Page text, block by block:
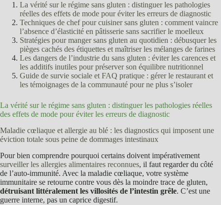
La vérité sur le régime sans gluten : distinguer les pathologies
réelles des effets de mode pour éviter les erreurs de diagnostic
Techniques de chef pour cuisiner sans gluten : comment vaincre
l’absence d’élasticité en pâtisserie sans sacrifier le moelleux
Stratégies pour manger sans gluten au quotidien : débusquer les
pièges cachés des étiquettes et maîtriser les mélanges de farines
Les dangers de l’industrie du sans gluten : éviter les carences et
les additifs inutiles pour préserver son équilibre nutritionnel
Guide de survie sociale et FAQ pratique : gérer le restaurant et
les témoignages de la communauté pour ne plus s’isoler
La vérité sur le régime sans gluten : distinguer les pathologies réelles
des effets de mode pour éviter les erreurs de diagnostic
Maladie cœliaque et allergie au blé : les diagnostics qui imposent une
éviction totale sous peine de dommages intestinaux
Pour bien comprendre pourquoi certains doivent impérativement
surveiller les allergies alimentaires reconnues, il faut regarder du côté
de l’auto-immunité. Avec la maladie cœliaque, votre système
immunitaire se retourne contre vous dès la moindre trace de gluten,
détruisant littéralement les villosités de l’intestin grêle. C’est une
guerre interne, pas un caprice digestif.